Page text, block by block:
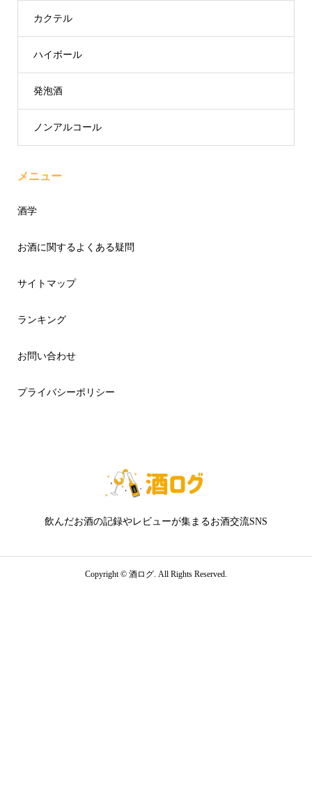
カクテル
ハイボール
発泡酒
ノンアルコール
メニュー
酒学
お酒に関するよくある疑問
サイトマップ
ランキング
お問い合わせ
プライバシーポリシー
飲んだお酒の記録やレビューが集まるお酒交流SNS
Copyright © 酒ログ. All Rights Reserved.